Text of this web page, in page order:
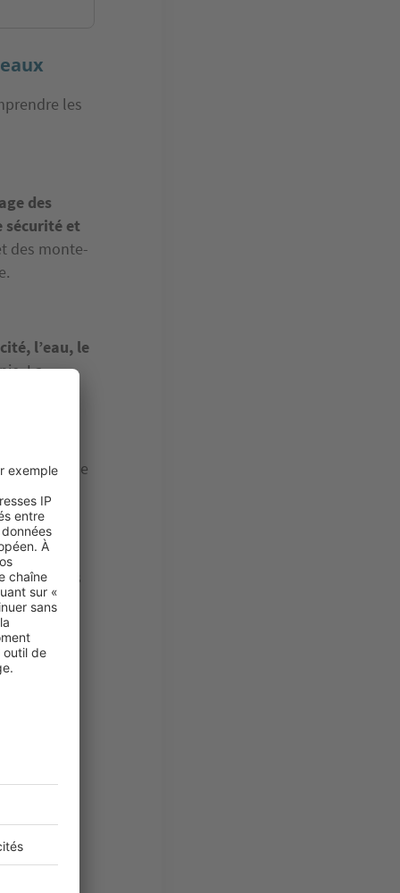
les
des
sécurité et
des monte-
l’eau, le
La
la taxe de
des
auprès des
de
dans le
mais
une